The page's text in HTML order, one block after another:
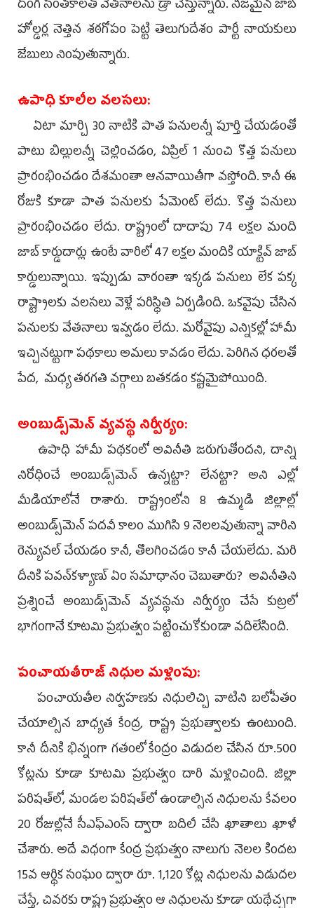
దొంగ సంతకాలతో వేతనాలను డ్రా చేస్తున్నారు. నిజమైన జాబ్‌
హోల్డర్ల నెత్తిన శఠగోపం పెట్టి తెలుగుదేశం పార్టీ నాయకులు
జేబులు నింపుతున్నారు.
ఉపాధి కూలీల వలసలు:
ఏటా మార్చి 30 నాటికి పాత పనులన్నీ పూర్తి చేయడంతో
పాటు బిల్లులన్నీ చెల్లించడం, ఏప్రిల్‌ 1 నుంచి కొత్త పనులు
ప్రారంభించడం దేశమంతా ఆనవాయితీగా వస్తోంది. కానీ ఈ
రోజుకి కూడా పాత పనులకు పేమెంట్‌ లేదు. కొత్త పనులు
ప్రారంభించడం లేదు. రాష్ట్రంలో దాదాపు 74 లక్షల మంది
జాబ్‌ కార్డుదార్లు ఉంటే వారిలో 47 లక్షల మందికి యాక్టివ్‌ జాబ్‌
కార్డులున్నాయి. ఇప్పుడు వారంతా ఇక్కడ పనులు లేక పక్క
రాష్ట్రాలకు వలసలు వెళ్లే పరిస్థితి ఏర్పడింది. ఒకవైపు చేసిన
పనులకు వేతనాలు ఇవ్వడం లేదు. మరోవైపు ఎన్నికల్లో హామీ
ఇచ్చినట్టుగా పథకాలు అమలు కావడం లేదు. పెరిగిన ధరలతో
పేద, మధ్య తరగతి వర్గాలు బతకడం కష్టమైపోయింది.
అంబుడ్స్‌మెన్‌ వ్యవస్థ నిర్వీర్యం:
ఉపాధి హామీ పథకంలో అవినీతి జరుగుతోందని, దాన్ని
నిరోధించే అంబుడ్స్‌మెన్‌ ఉన్నట్టా? లేనట్టా? అని ఎల్లో
మీడియాలోనే రాశారు. రాష్ట్రంలోని 8 ఉమ్మడి జిల్లాల్లో
అంబుడ్స్‌మెన్‌ పదవీ కాలం ముగిసి 9 నెలలవుతున్నా వారిని
రెన్యువల్‌ చేయడం కానీ, తొలగించడం కానీ చేయలేదు. మరి
దీనికి పవన్‌కళ్యాణ్‌ ఏం సమాధానం చెబుతారు? అవినీతిని
ప్రశ్నించే అంబుడ్స్‌మెన్‌ వ్యవస్థను నిర్వీర్యం చేసే కుట్రలో
భాగంగానే కూటమి ప్రభుత్వం పట్టించుకోకుండా వదిలేసింది.
పంచాయతీరాజ్‌ నిధుల మళ్లింపు:
పంచాయతీల నిర్వహణకు నిధులిచ్చి వాటిని బలోపేతం
చేయాల్సిన బాధ్యత కేంద్ర, రాష్ట్ర ప్రభుత్వాలకు ఉంటుంది.
కానీ దీనికి భిన్నంగా గతంలో కేంద్రం విడుదల చేసిన రూ.500
కోట్లను కూడా కూటమి ప్రభుత్వం దారి మళ్లించింది. జిల్లా
పరిషత్‌లో, మండల పరిషత్‌లో ఉండాల్సిన నిధులను కేవలం
20 రోజుల్లోనే సీఎఫ్‌ఎంస్‌ ద్వారా బదిలీ చేసి ఖాతాలు ఖాళీ
చేశారు. అదే విధంగా కేంద్ర ప్రభుత్వం నాలుగు నెలల కిందట
15వ ఆర్థిక సంఘం ద్వారా రూ. 1,120 కోట్ల నిధులను విడుదల
చేస్తే, చివరకు రాష్ట్ర ప్రభుత్వం ఆ నిధులను కూడా యథేచ్ఛగా